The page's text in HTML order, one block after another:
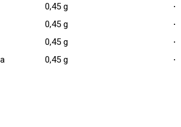
0,45 g
-
0,45 g
-
0,45 g
-
0,45 g
-